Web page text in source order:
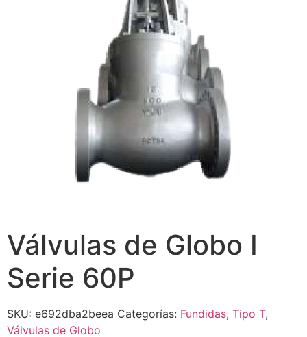
Válvulas de Globo I
Serie 60P
SKU: e692dba2beea Categorías: Fundidas, Tipo T,
Válvulas de Globo